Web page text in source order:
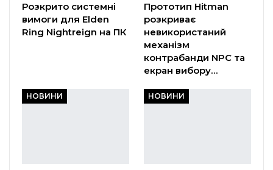
Розкрито системні
вимоги для Elden
Ring Nightreign на ПК
Прототип Hitman
розкриває
невикористаний
механізм
контрабанди NPC та
екран вибору…
НОВИНИ НОВИНИ